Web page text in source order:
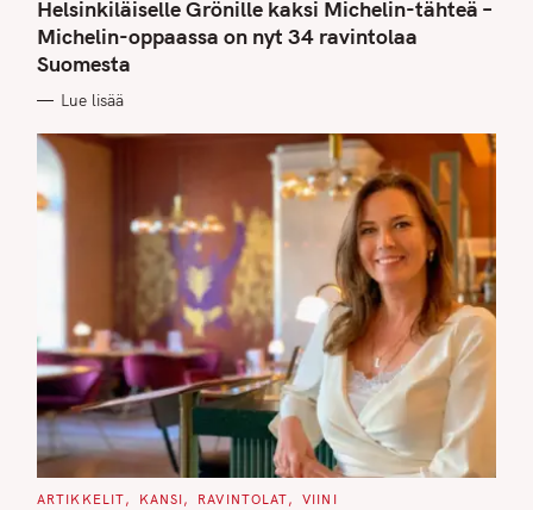
E
G
O
R
I
S
Helsinkiläiselle Grönille kaksi Michelin-tähteä –
Michelin-oppaassa on nyt 34 ravintolaa
Suomesta
Lue lisää
C
ARTIKKELIT KANSI RAVINTOLAT VIINI